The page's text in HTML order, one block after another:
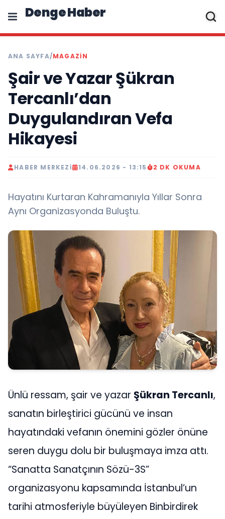
Denge Haber
ANA SAYFA/MAGAZIN
Şair ve Yazar Şükran
Tercanlı’dan
Duygulandıran Vefa
Hikayesi
HABER MERKEZI 14.06.2026 - 13:15 2 DK OKUMA
Hayatını Kurtaran Kahramanıyla Yıllar Sonra
Aynı Organizasyonda Buluştu.
Ünlü ressam, şair ve yazar Şükran Tercanlı,
sanatın birleştirici gücünü ve insan
hayatındaki vefanın önemini gözler önüne
seren duygu dolu bir buluşmaya imza attı.
“Sanatta Sanatçının Sözü-3S”
organizasyonu kapsamında İstanbul’un
tarihi atmosferiyle büyüleyen Binbirdirek